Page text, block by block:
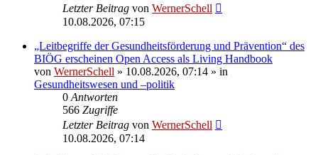
Letzter Beitrag von WernerSchell
10.08.2026, 07:15
„Leitbegriffe der Gesundheitsförderung und Prävention“ des
BIÖG erscheinen Open Access als Living Handbook
von WernerSchell » 10.08.2026, 07:14 » in
Gesundheitswesen und –politik
0 Antworten
566 Zugriffe
Letzter Beitrag von WernerSchell
10.08.2026, 07:14